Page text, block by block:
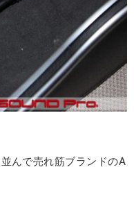
んで売れ筋ブランドのA